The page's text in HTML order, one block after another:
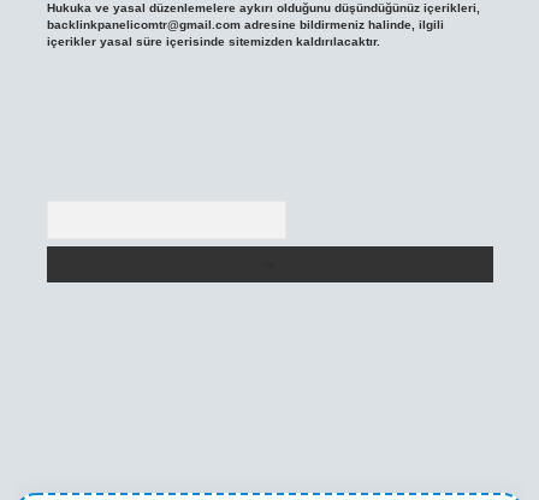
Hukuka ve yasal düzenlemelere aykırı olduğunu düşündüğünüz içerikleri,
backlinkpanelicomtr@gmail.comadresine bildirmeniz halinde, ilgili
içerikler yasal süre içerisinde sitemizden kaldırılacaktır.